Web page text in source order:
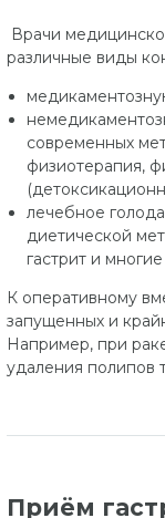
Врачи
различные виды
современных
физиотерапия,
лечебное
диетической
гастрит и
К оперативному
запущенных и
Например, при
удаления полипов
Приём